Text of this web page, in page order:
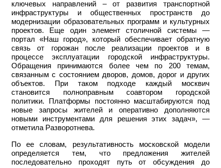
ключевых направлений – от развития транспортной
инфраструктуры и общественных пространств до
модернизации образовательных программ и культурных
проектов. Еще один элемент столичной системы —
портал «Наш город», который обеспечивает обратную
связь от горожан после реализации проектов и в
процессе эксплуатации городской инфраструктуры.
Обращения принимаются более чем по 200 темам,
связанным с состоянием дворов, домов, дорог и других
объектов. При таком подходе каждый москвич
становится полноправным соавтором городской
политики. Платформы постоянно масштабируются под
новые запросы жителей и оперативно дополняются
новыми инструментами для решения этих задач», —
отметила Разворотнева.
По ее словам, результативность московской модели
определяется тем, что предложения жителей
последовательно проходят путь от обсуждения до